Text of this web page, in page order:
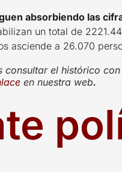
absorbiendo las
un total de
asciende a 26.070
consultar el histórico
en nuestra web.